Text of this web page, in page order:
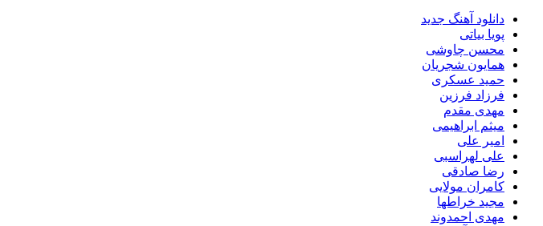
دانلود آهنگ جدید
پویا بیاتی
محسن چاوشی
همایون شجریان
حمید عسکری
فرزاد فرزین
مهدی مقدم
میثم ابراهیمی
امیر علی
علی لهراسبی
رضا صادقی
کامران مولایی
مجید خراطها
مهدی احمدوند